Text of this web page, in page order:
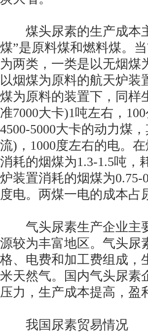
煤头尿素的生产成本
煤”是原料煤和燃料煤。
为两类，一类是以无烟煤
以烟煤为原料的航天炉装
煤为原料的装置下，同样
准7000大卡)1吨左右，
4500-5000大卡的动力煤
流)，1000度左右的电。
消耗的烟煤为1.3-1.5吨，
炉装置消耗的烟煤为0.75-
度电。两煤一电的成本占
气头尿素生产企业主
源较为丰富地区。气头尿
格、电费和加工费组成，
米天然气。国内气头尿素
压力，生产成本提高，盈
我国尿素贸易情况